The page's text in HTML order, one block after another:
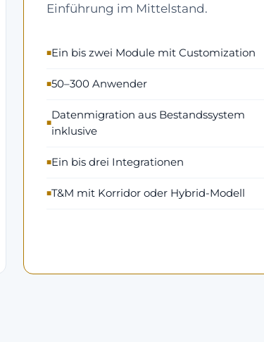
Einführung im Mittelstand.
Ein bis zwei Module mit Customization
50–300 Anwender
Datenmigration aus Bestandssystem
inklusive
Ein bis drei Integrationen
T&M mit Korridor oder Hybrid-Modell